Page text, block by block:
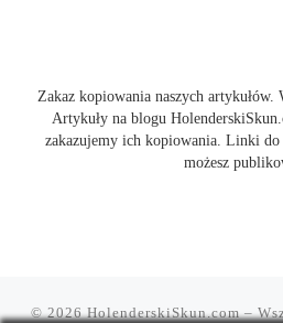
Zakaz kopiowania naszych artykułów.
Artykuły na blogu
zakazujemy ich kopiowania. Linki do
możesz
© 2026HolenderskiSkun.com–